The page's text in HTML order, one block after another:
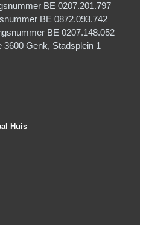
BE 0207.201.797
BE 0872.093.742
BE 0207.148.052
Genk, Stadsplein 1
Huis